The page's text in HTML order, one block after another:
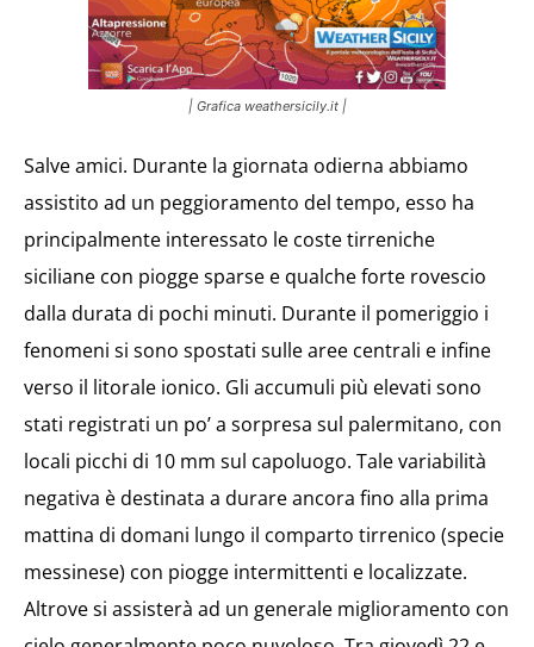
| Grafica weathersicily.it |
Salve amici. Durante la giornata odierna abbiamo
assistito ad un peggioramento del tempo, esso ha
principalmente interessato le coste tirreniche
siciliane con piogge sparse e qualche forte rovescio
dalla durata di pochi minuti. Durante il pomeriggio i
fenomeni si sono spostati sulle aree centrali e infine
verso il litorale ionico. Gli accumuli più elevati sono
stati registrati un po’ a sorpresa sul palermitano, con
locali picchi di 10 mm sul capoluogo. Tale variabilità
negativa è destinata a durare ancora fino alla prima
mattina di domani lungo il comparto tirrenico (specie
messinese) con piogge intermittenti e localizzate.
Altrove si assisterà ad un generale miglioramento con